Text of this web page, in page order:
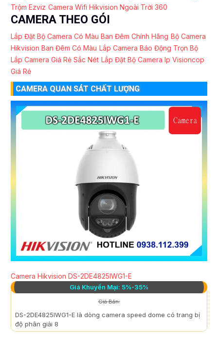
Trộm Ezviz Camera Wifi Hikvision Ngoài Trời 360
CAMERA THEO GÓI
Lắp Đặt Bộ Camera Có Màu Ban Đêm Chính Hãng Bộ Camera
Hikvision Ban Đêm Có Màu Lắp Camera Báo Động Trọn Bộ
Lắp Camera Giá Rẻ Sắc Nét Lắp Đặt Bộ Camera Ip Visioncop
Giá Rẻ
CAMERA QUAN SÁT CHẤT LƯỢNG
Camera Hikvision DS-2DE4825IWG1-E
Giá Khuyến Mại: 5%-35%
Giá Bán:
DS-2DE4825IWG1-E là dòng camera speed dome có trang bị
độ phân giải 8